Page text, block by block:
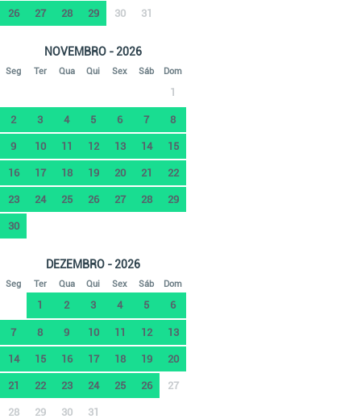
26 27 28 29 30 31
NOVEMBRO - 2026
Seg Ter Qua Qui Sex Sáb Dom
1
2 3 4 5 6 7 8
9 10 11 12 13 14 15
16 17 18 19 20 21 22
23 24 25 26 27 28 29
30
DEZEMBRO - 2026
Seg Ter Qua Qui Sex Sáb Dom
1 2 3 4 5 6
7 8 9 10 11 12 13
14 15 16 17 18 19 20
21 22 23 24 25 26 27
28 29 30 31